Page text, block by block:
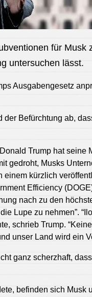
für Musk
untersuchen lässt.
Ausgabengesetz
der Befürchtung ab,
Trump hat
gedroht, Musks
einem kürzlich
Efficiency
nach zu den
Lupe zu nehmen”.
schrieb Trump.
unser Land wird ein
ganz scherzhaft,
befinden sich Musk